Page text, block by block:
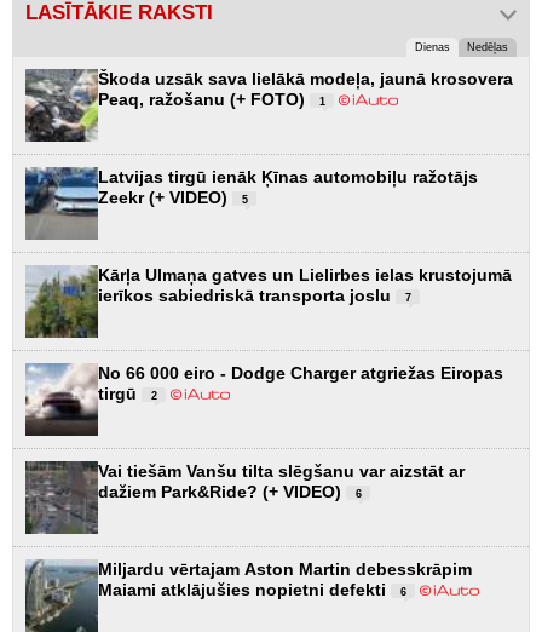
LASĪTĀKIE RAKSTI
Dienas Nedēļas
Škoda uzsāk sava lielākā modeļa, jaunā krosovera
Peaq, ražošanu (+ FOTO)
1
Latvijas tirgū ienāk Ķīnas automobiļu ražotājs
Zeekr (+ VIDEO)
5
Kārļa Ulmaņa gatves un Lielirbes ielas krustojumā
ierīkos sabiedriskā transporta joslu
7
No 66 000 eiro - Dodge Charger atgriežas Eiropas
tirgū
2
Vai tiešām Vanšu tilta slēgšanu var aizstāt ar
dažiem Park&Ride? (+ VIDEO)
6
Miljardu vērtajam Aston Martin debesskrāpim
Maiami atklājušies nopietni defekti
6